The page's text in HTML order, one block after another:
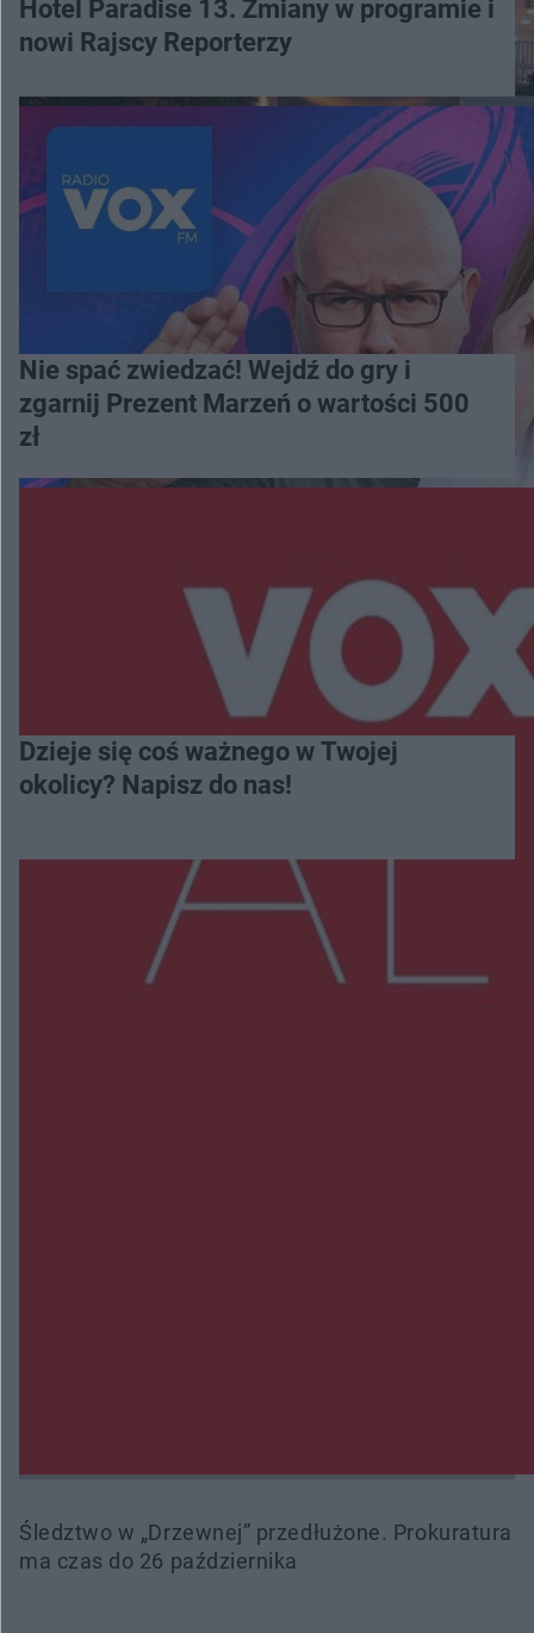
Hotel Paradise 13. Zmiany w programie i
nowi Rajscy Reporterzy
Nie spać zwiedzać! Wejdź do gry i
zgarnij Prezent Marzeń o wartości 500
zł
Dzieje się coś ważnego w Twojej
okolicy? Napisz do nas!
Więcej
Śledztwo w „Drzewnej” przedłużone. Prokuratura
ma czas do 26 października